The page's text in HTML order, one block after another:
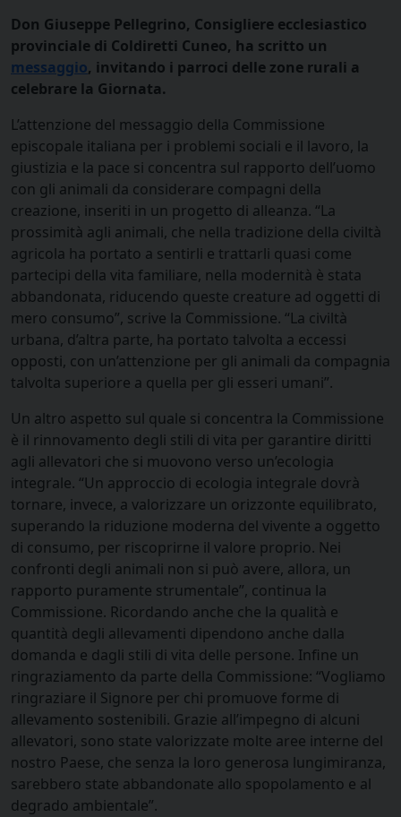
Don Giuseppe Pellegrino, Consigliere ecclesiastico
provinciale di Coldiretti Cuneo, ha scritto un
messaggio, invitando i parroci delle zone rurali a
celebrare la Giornata.
L’attenzione del messaggio della Commissione
episcopale italiana per i problemi sociali e il lavoro, la
giustizia e la pace si concentra sul rapporto dell’uomo
con gli animali da considerare compagni della
creazione, inseriti in un progetto di alleanza. “La
prossimità agli animali, che nella tradizione della civiltà
agricola ha portato a sentirli e trattarli quasi come
partecipi della vita familiare, nella modernità è stata
abbandonata, riducendo queste creature ad oggetti di
mero consumo”, scrive la Commissione. “La civiltà
urbana, d’altra parte, ha portato talvolta a eccessi
opposti, con un’attenzione per gli animali da compagnia
talvolta superiore a quella per gli esseri umani”.
Un altro aspetto sul quale si concentra la Commissione
è il rinnovamento degli stili di vita per garantire diritti
agli allevatori che si muovono verso un’ecologia
integrale. “Un approccio di ecologia integrale dovrà
tornare, invece, a valorizzare un orizzonte equilibrato,
superando la riduzione moderna del vivente a oggetto
di consumo, per riscoprirne il valore proprio. Nei
confronti degli animali non si può avere, allora, un
rapporto puramente strumentale”, continua la
Commissione. Ricordando anche che la qualità e
quantità degli allevamenti dipendono anche dalla
domanda e dagli stili di vita delle persone. Infine un
ringraziamento da parte della Commissione: “Vogliamo
ringraziare il Signore per chi promuove forme di
allevamento sostenibili. Grazie all’impegno di alcuni
allevatori, sono state valorizzate molte aree interne del
nostro Paese, che senza la loro generosa lungimiranza,
sarebbero state abbandonate allo spopolamento e al
degrado ambientale”.